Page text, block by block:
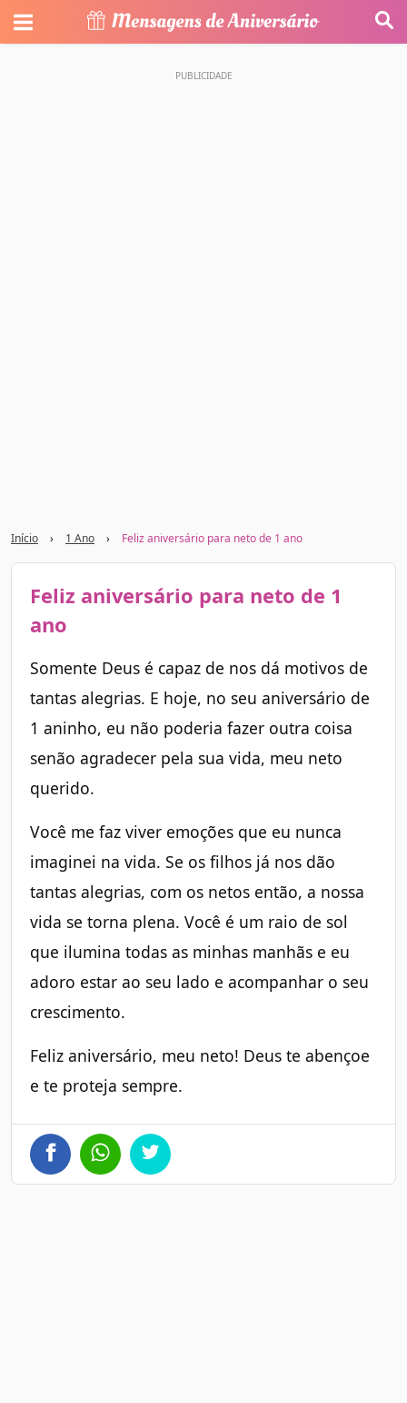
Início › 1 Ano › Feliz aniversário para neto de 1 ano
Feliz aniversário para neto de 1
ano
Somente Deus é capaz de nos dá motivos de
tantas alegrias. E hoje, no seu aniversário de
1 aninho, eu não poderia fazer outra coisa
senão agradecer pela sua vida, meu neto
querido.
Você me faz viver emoções que eu nunca
imaginei na vida. Se os filhos já nos dão
tantas alegrias, com os netos então, a nossa
vida se torna plena. Você é um raio de sol
que ilumina todas as minhas manhãs e eu
adoro estar ao seu lado e acompanhar o seu
crescimento.
Feliz aniversário, meu neto! Deus te abençoe
e te proteja sempre.